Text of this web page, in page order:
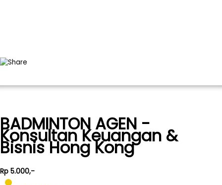
BADMINTON AGEN -
Konsultan Keuangan &
Bisnis Hong Kong
Rp 5.000,-